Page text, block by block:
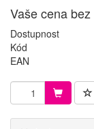
Vaše cena bez
Dostupnost
Kód
EAN